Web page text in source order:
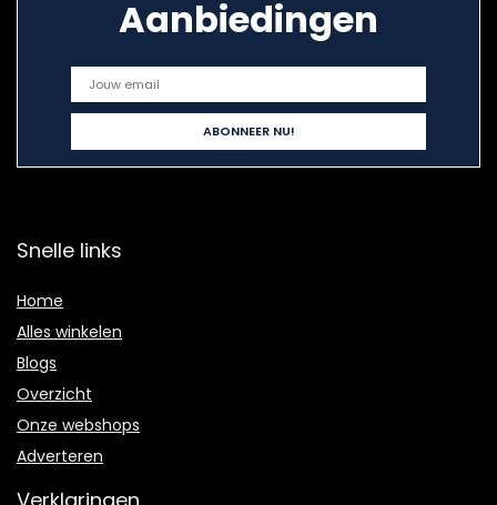
Aanbiedingen
Snelle links
Home
Alles winkelen
Blogs
Overzicht
Onze webshops
Adverteren